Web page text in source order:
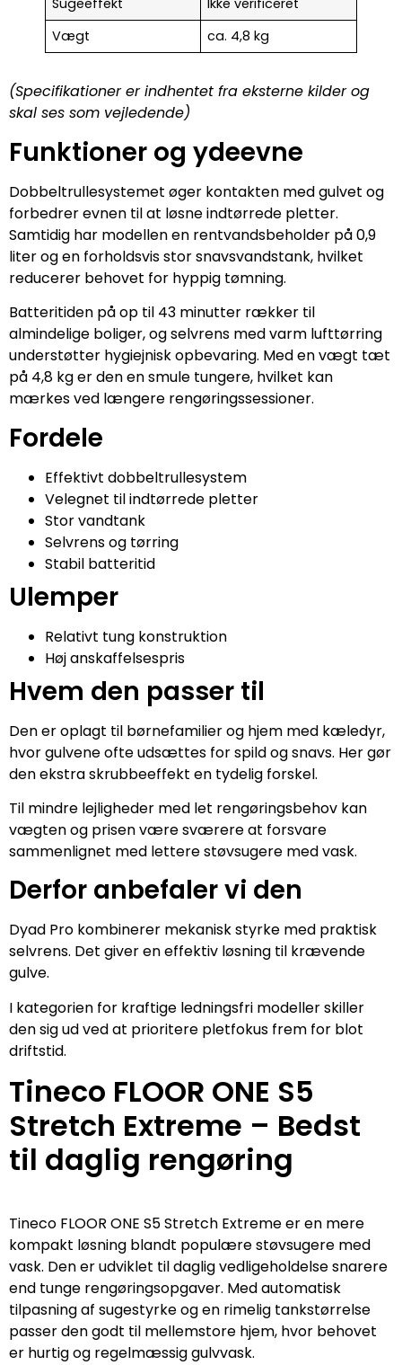
Sugeeffekt
Ikke verificeret
Vægt
ca. 4,8 kg
(Specifikationer er indhentet fra eksterne kilder og
skal ses som vejledende)
Funktioner og ydeevne
Dobbeltrullesystemet øger kontakten med gulvet og
forbedrer evnen til at løsne indtørrede pletter.
Samtidig har modellen en rentvandsbeholder på 0,9
liter og en forholdsvis stor snavsvandstank, hvilket
reducerer behovet for hyppig tømning.
Batteritiden på op til 43 minutter rækker til
almindelige boliger, og selvrens med varm lufttørring
understøtter hygiejnisk opbevaring. Med en vægt tæt
på 4,8 kg er den en smule tungere, hvilket kan
mærkes ved længere rengøringssessioner.
Fordele
Effektivt dobbeltrullesystem
Velegnet til indtørrede pletter
Stor vandtank
Selvrens og tørring
Stabil batteritid
Ulemper
Relativt tung konstruktion
Høj anskaffelsespris
Hvem den passer til
Den er oplagt til børnefamilier og hjem med kæledyr,
hvor gulvene ofte udsættes for spild og snavs. Her gør
den ekstra skrubbeeffekt en tydelig forskel.
Til mindre lejligheder med let rengøringsbehov kan
vægten og prisen være sværere at forsvare
sammenlignet med lettere støvsugere med vask.
Derfor anbefaler vi den
Dyad Pro kombinerer mekanisk styrke med praktisk
selvrens. Det giver en effektiv løsning til krævende
gulve.
I kategorien for kraftige ledningsfri modeller skiller
den sig ud ved at prioritere pletfokus frem for blot
driftstid.
Tineco FLOOR ONE S5
Stretch Extreme – Bedst
til daglig rengøring
Tineco FLOOR ONE S5 Stretch Extreme er en mere
kompakt løsning blandt populære støvsugere med
vask. Den er udviklet til daglig vedligeholdelse snarere
end tunge rengøringsopgaver. Med automatisk
tilpasning af sugestyrke og en rimelig tankstørrelse
passer den godt til mellemstore hjem, hvor behovet
er hurtig og regelmæssig gulvvask.